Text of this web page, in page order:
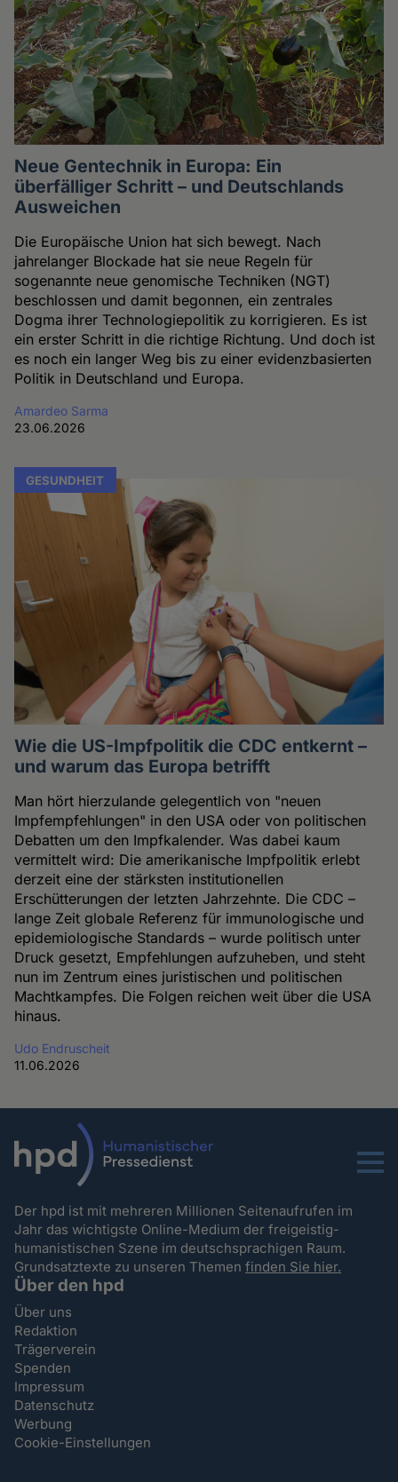
Neue Gentechnik in Europa: Ein
überfälliger Schritt – und Deutschlands
Ausweichen
Die Europäische Union hat sich bewegt. Nach
jahrelanger Blockade hat sie neue Regeln für
sogenannte neue genomische Techniken (NGT)
beschlossen und damit begonnen, ein zentrales
Dogma ihrer Technologiepolitik zu korrigieren. Es ist
ein erster Schritt in die richtige Richtung. Und doch ist
es noch ein langer Weg bis zu einer evidenzbasierten
Politik in Deutschland und Europa.
Amardeo Sarma
23.06.2026
GESUNDHEIT
Wie die US-Impfpolitik die CDC entkernt –
und warum das Europa betrifft
Man hört hierzulande gelegentlich von "neuen
Impfempfehlungen" in den USA oder von politischen
Debatten um den Impfkalender. Was dabei kaum
vermittelt wird: Die amerikanische Impfpolitik erlebt
derzeit eine der stärksten institutionellen
Erschütterungen der letzten Jahrzehnte. Die CDC –
lange Zeit globale Referenz für immunologische und
epidemiologische Standards – wurde politisch unter
Druck gesetzt, Empfehlungen aufzuheben, und steht
nun im Zentrum eines juristischen und politischen
Machtkampfes. Die Folgen reichen weit über die USA
hinaus.
Udo Endruscheit
11.06.2026
Menu
Der hpd ist mit mehreren Millionen Seitenaufrufen im
Jahr das wichtigste Online-Medium der freigeistig-
humanistischen Szene im deutschsprachigen Raum.
Grundsatztexte zu unseren Themenfinden Sie hier.
Über den hpd
Über uns
Redaktion
Trägerverein
Spenden
Impressum
Datenschutz
Werbung
Cookie-Einstellungen